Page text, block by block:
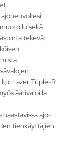
sekä
tekevät
Lazer Triple-R
äärivaloilla
haastavissa ajo-
tienkäyttäjien